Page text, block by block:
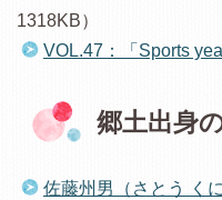
1318KB）
VOL.47：「Sports
郷土出身
佐藤州男（さとう くに